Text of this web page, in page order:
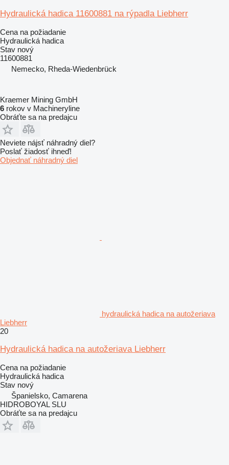
Hydraulická hadica 11600881 na rýpadla Liebherr
Cena na požiadanie
Hydraulická hadica
Stav nový
11600881
Nemecko, Rheda-Wiedenbrück
Kraemer Mining GmbH
6 rokov v Machineryline
Obráťte sa na predajcu
Neviete nájsť náhradný diel?
Poslať žiadosť ihneď!
Objednať náhradný diel
hydraulická hadica na autožeriava
Liebherr
20
Hydraulická hadica na autožeriava Liebherr
Cena na požiadanie
Hydraulická hadica
Stav nový
Španielsko, Camarena
HIDROBOYAL SLU
Obráťte sa na predajcu